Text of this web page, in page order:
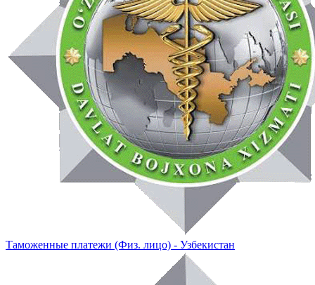
Таможенные платежи (Физ. лицо) - Узбекистан